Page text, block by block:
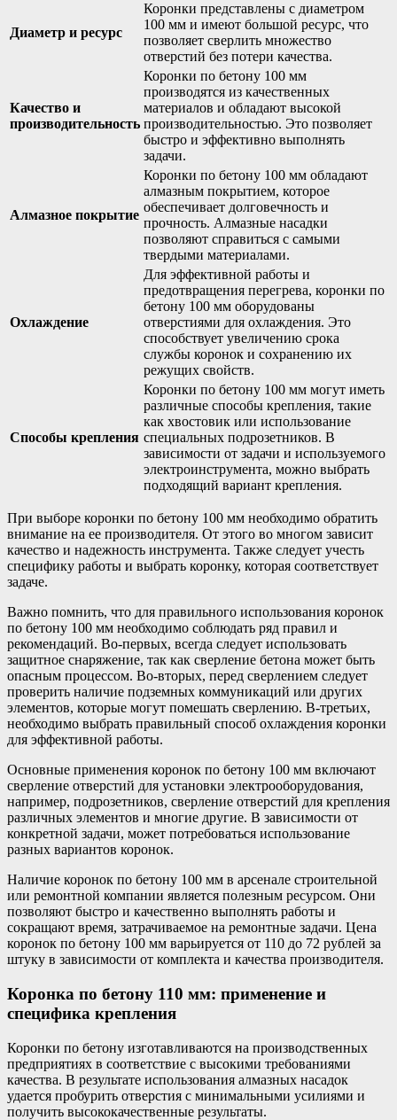
Диаметр и ресурс
Коронки представлены с диаметром
100 мм и имеют большой ресурс, что
позволяет сверлить множество
отверстий без потери качества.
Качество и
производительность
Коронки по бетону 100 мм
производятся из качественных
материалов и обладают высокой
производительностью. Это позволяет
быстро и эффективно выполнять
задачи.
Алмазное покрытие
Коронки по бетону 100 мм обладают
алмазным покрытием, которое
обеспечивает долговечность и
прочность. Алмазные насадки
позволяют справиться с самыми
твердыми материалами.
Охлаждение
Для эффективной работы и
предотвращения перегрева, коронки по
бетону 100 мм оборудованы
отверстиями для охлаждения. Это
способствует увеличению срока
службы коронок и сохранению их
режущих свойств.
Способы крепления
Коронки по бетону 100 мм могут иметь
различные способы крепления, такие
как хвостовик или использование
специальных подрозетников. В
зависимости от задачи и используемого
электроинструмента, можно выбрать
подходящий вариант крепления.
При выборе коронки по бетону 100 мм необходимо обратить
внимание на ее производителя. От этого во многом зависит
качество и надежность инструмента. Также следует учесть
специфику работы и выбрать коронку, которая соответствует
задаче.
Важно помнить, что для правильного использования коронок
по бетону 100 мм необходимо соблюдать ряд правил и
рекомендаций. Во-первых, всегда следует использовать
защитное снаряжение, так как сверление бетона может быть
опасным процессом. Во-вторых, перед сверлением следует
проверить наличие подземных коммуникаций или других
элементов, которые могут помешать сверлению. В-третьих,
необходимо выбрать правильный способ охлаждения коронки
для эффективной работы.
Основные применения коронок по бетону 100 мм включают
сверление отверстий для установки электрооборудования,
например, подрозетников, сверление отверстий для крепления
различных элементов и многие другие. В зависимости от
конкретной задачи, может потребоваться использование
разных вариантов коронок.
Наличие коронок по бетону 100 мм в арсенале строительной
или ремонтной компании является полезным ресурсом. Они
позволяют быстро и качественно выполнять работы и
сокращают время, затрачиваемое на ремонтные задачи. Цена
коронок по бетону 100 мм варьируется от 110 до 72 рублей за
штуку в зависимости от комплекта и качества производителя.
Коронка по бетону 110 мм: применение и
специфика крепления
Коронки по бетону изготавливаются на производственных
предприятиях в соответствие с высокими требованиями
качества. В результате использования алмазных насадок
удается пробурить отверстия с минимальными усилиями и
получить высококачественные результаты.